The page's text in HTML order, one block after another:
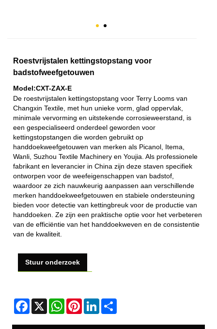
Roestvrijstalen kettingstopstang voor
badstofweefgetouwen
Model:CXT-ZAX-E
De roestvrijstalen kettingstopstang voor Terry Looms van
Changxin Textile, met hun unieke vorm, glad oppervlak,
minimale vervorming en uitstekende corrosieweerstand, is
een gespecialiseerd onderdeel geworden voor
kettingstopstangen die worden gebruikt op
handdoekweefgetouwen van merken als Picanol, Itema,
Wanli, Suzhou Textile Machinery en Youjia. Als professionele
fabrikant en leverancier in China zijn deze staven specifiek
ontworpen voor de weefeigenschappen van badstof,
waardoor ze zich nauwkeurig aanpassen aan verschillende
merken handdoekweefgetouwen en stabiele ondersteuning
bieden voor detectie van kettingbreuk voor de productie van
handdoeken. Ze zijn een praktische optie voor het verbeteren
van de efficiëntie van het handdoekweven en de consistentie
van de kwaliteit.
Stuur onderzoek
Facebook
X WhatsApp
PinterestLinkedIn